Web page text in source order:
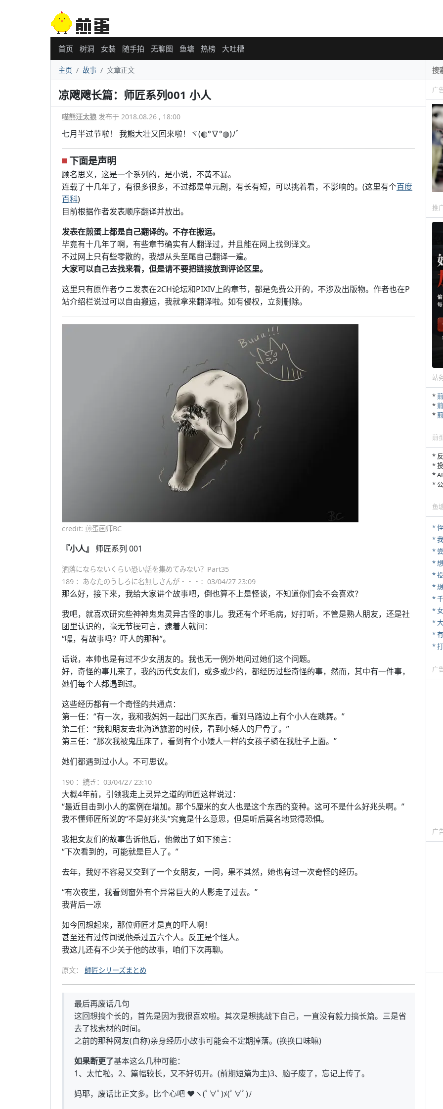
首页 树洞 女装 随手拍 无聊图 鱼塘 热榜 大吐槽
主页 故事 文章正文
凉飕飕长篇：师匠系列001 小人
喵熊汪太狼 发布于 2018.08.26 , 18:00
七月半过节啦！ 我熊大壮又回来啦！ヾ(◍°∇°◍)ﾉﾞ
下面是声明
顾名思义，这是一个系列的，是小说，不黄不暴。
连载了十几年了，有很多很多，不过都是单元剧，有长有短，可以挑着看，不影响的。(这里有个百度
百科)
目前根据作者发表顺序翻译并放出。
发表在煎蛋上都是自己翻译的。不存在搬运。
毕竟有十几年了啊，有些章节确实有人翻译过，并且能在网上找到译文。
不过网上只有些零散的，我想从头至尾自己翻译一遍。
大家可以自己去找来看，但是请不要把链接放到评论区里。
这里只有原作者ウニ发表在2CH论坛和PIXIV上的章节，都是免费公开的，不涉及出版物。作者也在P
站介绍栏说过可以自由搬运，我就拿来翻译啦。如有侵权，立刻删除。
credit: 煎蛋画师BC
『小人』 师匠系列 001
洒落にならないくらい恐い話を集めてみない？Part35
189 ：あなたのうしろに名無しさんが・・・：03/04/27 23:09
那么好，接下来，我给大家讲个故事吧，倒也算不上是怪谈，不知道你们会不会喜欢？
我吧，就喜欢研究些神神鬼鬼灵异古怪的事儿。我还有个坏毛病，好打听，不管是熟人朋友，还是社
团里认识的，毫无节操可言，逮着人就问：
“嘿，有故事吗？吓人的那种”。
话说，本帅也是有过不少女朋友的。我也无一例外地问过她们这个问题。
好，奇怪的事儿来了，我的历代女友们，或多或少的，都经历过些奇怪的事，然而，其中有一件事，
她们每个人都遇到过。
这些经历都有一个奇怪的共通点：
第一任：“有一次，我和我妈妈一起出门买东西，看到马路边上有个小人在跳舞。”
第二任：“我和朋友去北海道旅游的时候，看到小矮人的尸骨了。”
第三任：“那次我被鬼压床了，看到有个小矮人一样的女孩子骑在我肚子上面。”
她们都遇到过小人。不可思议。
190 ：続き：03/04/27 23:10
大概4年前，引领我走上灵异之道的师匠这样说过：
“最近目击到小人的案例在增加。那个5厘米的女人也是这个东西的变种。这可不是什么好兆头啊。”
我不懂师匠所说的“不是好兆头”究竟是什么意思，但是听后莫名地觉得恐惧。
我把女友们的故事告诉他后，他做出了如下预言：
“下次看到的，可能就是巨人了。”
去年，我好不容易又交到了一个女朋友，一问，果不其然，她也有过一次奇怪的经历。
“有次夜里，我看到窗外有个异常巨大的人影走了过去。”
我背后一凉
如今回想起来，那位师匠才是真的吓人啊！
甚至还有过传闻说他杀过五六个人。反正是个怪人。
我这儿还有不少关于他的故事，咱们下次再聊。
原文： 師匠シリーズまとめ
最后再废话几句
这回想搞个长的，首先是因为我很喜欢啦。其次是想挑战下自己，一直没有毅力搞长篇。三是省
去了找素材的时间。
之前的那种网友(自称)亲身经历小故事可能会不定期掉落。(换换口味嘛)
如果断更了基本这么几种可能：
1、太忙啦。2、篇幅较长，又不好切开。(前期短篇为主)3、脑子废了，忘记上传了。
妈耶，废话比正文多。比个心吧 ❤ヽ(ﾟ∀ﾟ)ﾒ(ﾟ∀ﾟ)ﾉ
广
推
站
*
*
*
煎
*
*
*
*
鱼
*
*
*
*
*
*
*
*
广
广